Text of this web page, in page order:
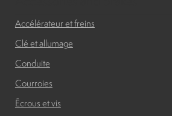
Accélérateur et freins
Clé et allumage
Conduite
Courroies
Écrous et vis